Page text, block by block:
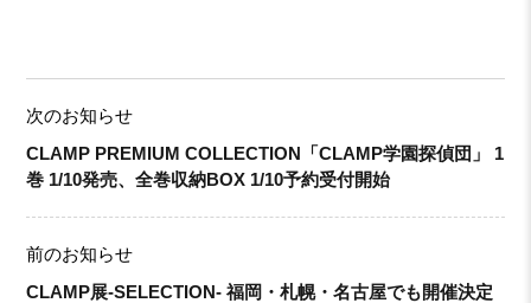
次のお知らせ
CLAMP PREMIUM COLLECTION「CLAMP学園探偵団」 1
巻 1/10発売、全巻収納BOX 1/10予約受付開始
前のお知らせ
CLAMP展-SELECTION- 福岡・札幌・名古屋でも開催決定